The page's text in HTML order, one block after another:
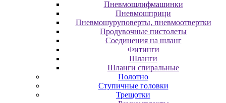
Пневмошлифмашинки
Пневмошприци
Пневмошуруповерты, пневмоотвертки
Продувочные пистолеты
Соединения на шланг
Фитинги
Шланги
Шланги спиральные
Полотно
Ступичные головки
Трещотки